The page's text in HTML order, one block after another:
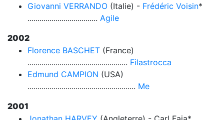
Giovanni VERRANDO (Italie) - Frédéric Voisin*
................................... Agile
2002
Florence BASCHET (France)
.................................................. Filastrocca
Edmund CAMPION (USA)
...................................................... Me
2001